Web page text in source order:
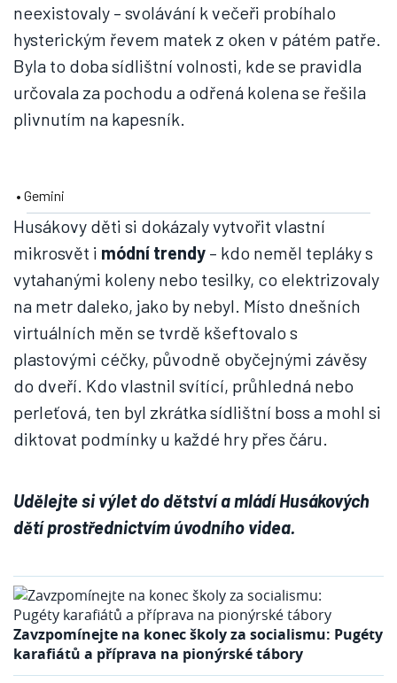
neexistovaly – svolávání k večeři probíhalo
hysterickým řevem matek z oken v pátém patře.
Byla to doba sídlištní volnosti, kde se pravidla
určovala za pochodu a odřená kolena se řešila
plivnutím na kapesník.
• Gemini
Husákovy děti si dokázaly vytvořit vlastní
mikrosvět i módní trendy – kdo neměl tepláky s
vytahanými koleny nebo tesilky, co elektrizovaly
na metr daleko, jako by nebyl. Místo dnešních
virtuálních měn se tvrdě kšeftovalo s
plastovými céčky, původně obyčejnými závěsy
do dveří. Kdo vlastnil svítící, průhledná nebo
perleťová, ten byl zkrátka sídlištní boss a mohl si
diktovat podmínky u každé hry přes čáru.
Udělejte si výlet do dětství a mládí Husákových
dětí prostřednictvím úvodního videa.
Zavzpomínejte na konec školy za socialismu: Pugéty
karafiátů a příprava na pionýrské tábory